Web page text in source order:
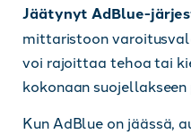
Jäätynyt AdBlue-
mittaristoon
voi rajoittaa tehoa tai
kokonaan
Kun AdBlue on jäässä,